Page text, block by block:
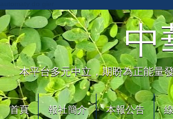
中
本平台多元中立，期盼為正能量
首頁 報社簡介 本報公告